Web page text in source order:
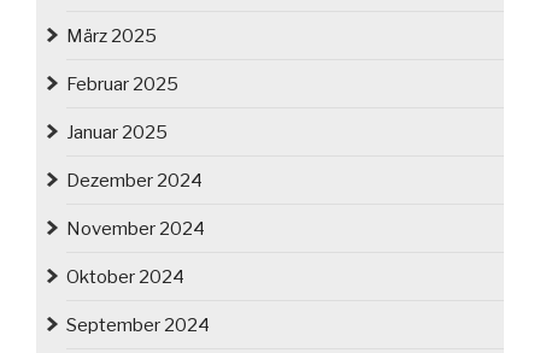
März 2025
Februar 2025
Januar 2025
Dezember 2024
November 2024
Oktober 2024
September 2024